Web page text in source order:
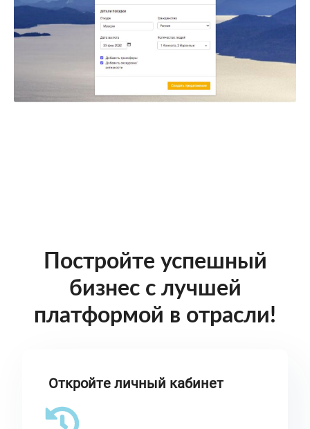
Постройте успешный
бизнес с лучшей
платформой в отрасли!
Откройте личный кабинет